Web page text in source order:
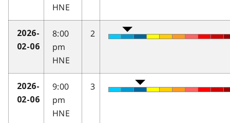
HNE
2026-
02-06
8:00
pm
HNE
2
2026-
02-06
9:00
pm
HNE
3